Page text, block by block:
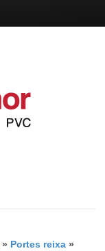
» Portes reixa »